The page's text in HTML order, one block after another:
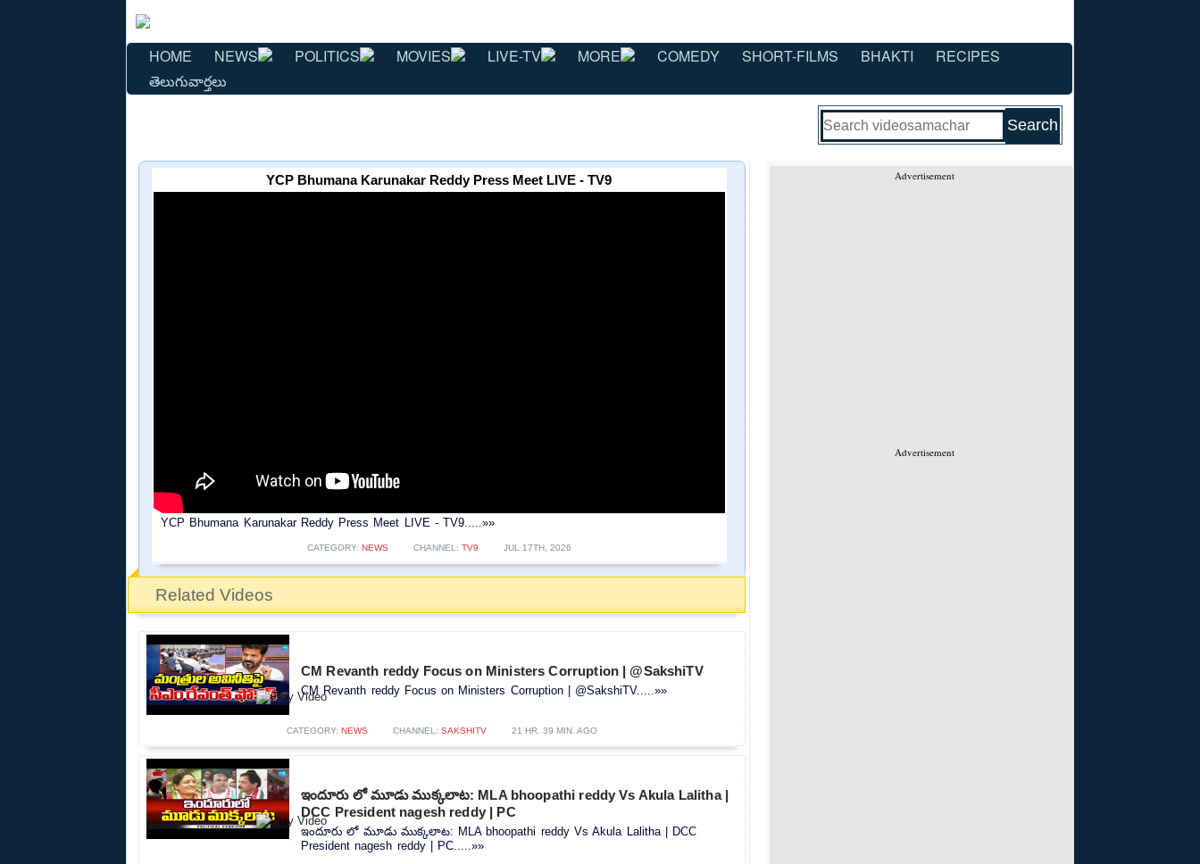
HOME NEWS POLITICS MOVIES LIVE-TV MORE COMEDY SHORT-FILMS BHAKTI
RECIPES
తెలుగువార్తలు
Advertisement
Advertisement
YCP Bhumana Karunakar Reddy Press Meet LIVE - TV9
YCP Bhumana Karunakar Reddy Press Meet LIVE - TV9.....»»
CATEGORY: NEWS CHANNEL: TV9 JUL 17TH, 2026
Related Videos
CM Revanth reddy Focus on Ministers Corruption | @SakshiTV
CM Revanth reddy Focus on Ministers Corruption | @SakshiTV.....»»
CATEGORY: NEWS CHANNEL: SAKSHITV 21 HR. 39 MIN. AGO
ఇందూరు లో మూడు ముక్కలాట: MLA bhoopathi reddy Vs Akula Lalitha |
DCC President nagesh reddy | PC
ఇందూరు లో మూడు ముక్కలాట: MLA bhoopathi reddy Vs Akula Lalitha | DCC
President nagesh reddy | PC.....»»